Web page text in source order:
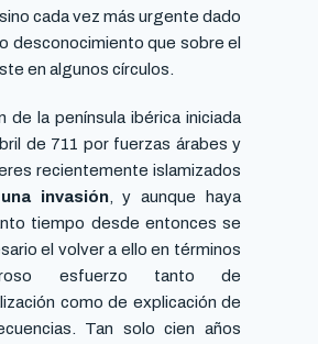
cada vez más urgente dado
desconocimiento que sobre el
en algunos círculos.
de la península ibérica iniciada
de 711 por fuerzas árabes y
recientemente islamizados
una invasión, y aunque haya
tiempo desde entonces se
el volver a ello en términos
esfuerzo tanto de
como de explicación de
Tan solo cien años